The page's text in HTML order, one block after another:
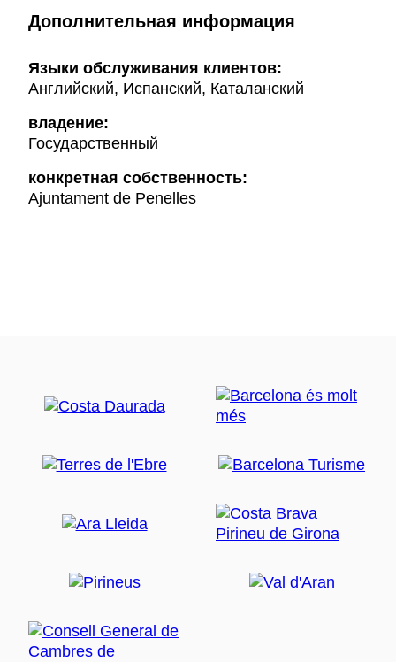
Дополнительная информация
Языки обслуживания клиентов:
Английский, Испанский, Каталанский
владение:
Государственный
конкретная собственность:
Ajuntament de Penelles